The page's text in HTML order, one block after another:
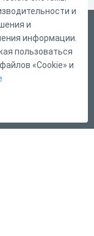
и
и
информации.
пользоваться
«Cookie» и